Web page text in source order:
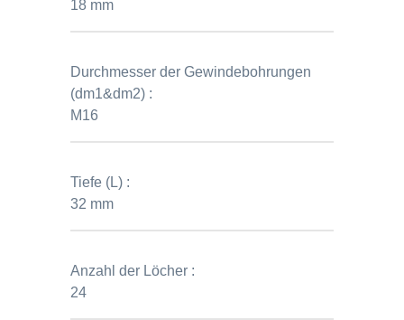
18 mm
Durchmesser der Gewindebohrungen
(dm1&dm2) :
M16
Tiefe (L) :
32 mm
Anzahl der Löcher :
24